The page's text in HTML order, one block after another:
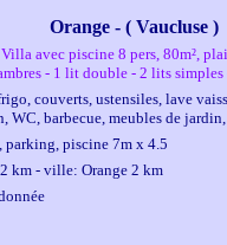
Orange - ( Vaucluse )
Villa avec piscine 8 pers, 80m²,
- 1 lit double - 2 lits
couverts, ustensiles, lave
WC, barbecue, meubles de
parking, piscine 7m x 4.5
km - ville: Orange 2 km